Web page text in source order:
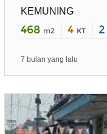
KEMUNING
468 m2 4 KT 2
7 bulan yang lalu